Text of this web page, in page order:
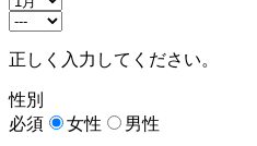
正しく入力してください。
性別
必須
女性 男性